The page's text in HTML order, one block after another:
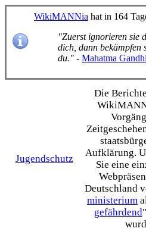
WikiMANNia hat in 164
"Zuerst ignorieren sie
dich, dann bekämpfen
du." - Mahatma Gandhi
Jugendschutz
Die
Aufklärung.
Sie eine
Deutschland
ministerium
gefährdend